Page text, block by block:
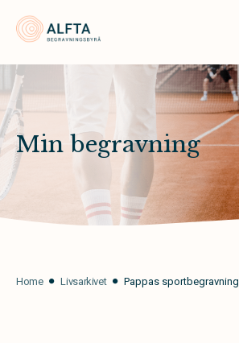
Min begravning
Home Livsarkivet Pappas sportbegravning